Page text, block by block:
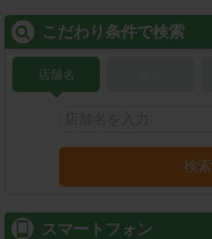
こだわり条件で検索
店舗名
検索
スマートフォン